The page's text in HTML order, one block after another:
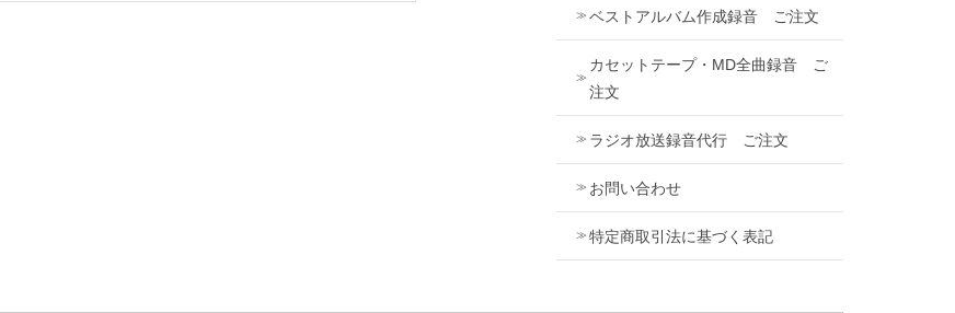
ベストアルバム作成録音 ご注文
カセットテープ・MD全曲録音 ご
注文
ラジオ放送録音代行 ご注文
お問い合わせ
特定商取引法に基づく表記